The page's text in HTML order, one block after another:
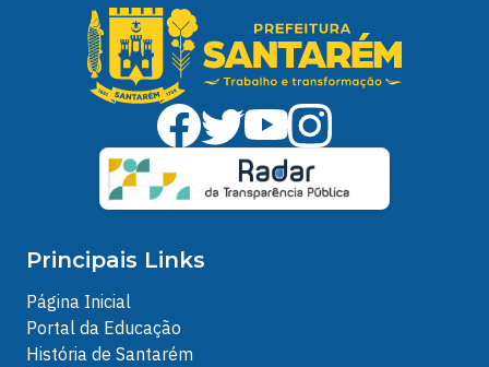
Principais Links
Página Inicial
Portal da Educação
História de Santarém